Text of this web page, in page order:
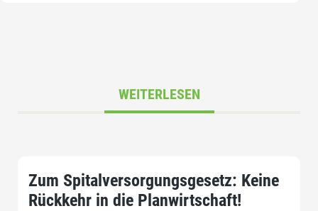
WEITERLESEN
Zum Spitalversorgungsgesetz: Keine
Rückkehr in die Planwirtschaft!